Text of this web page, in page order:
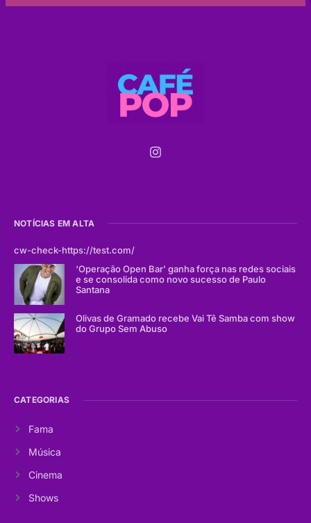
NOTÍCIAS EM ALTA
cw-check-https://test.com/
‘Operação Open Bar’ ganha força nas redes sociais
e se consolida como novo sucesso de Paulo
Santana
Olivas de Gramado recebe Vai Tê Samba com show
do Grupo Sem Abuso
CATEGORIAS
Fama
Música
Cinema
Shows